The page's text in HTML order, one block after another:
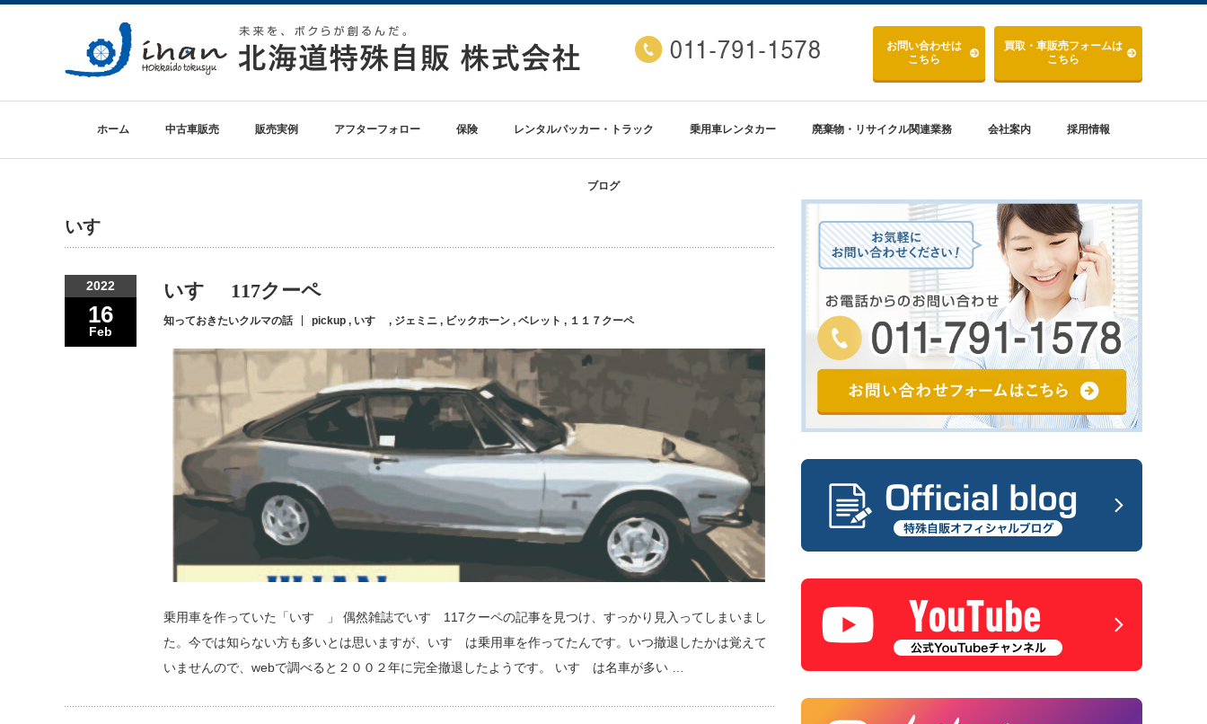
お問い合わせは
こちら
買取・車販売フォームは
こちら
ホーム 中古車販売 販売実例 アフターフォロー 保険 レンタルパッカー・トラック 乗用車レンタカー 廃棄物・リサイクル関連業務 会社案内 採用情報
ブログ
いすゞ
2022
16
Feb
いすゞ 117クーペ
知っておきたいクルマの話 pickup , いすゞ , ジェミニ , ビックホーン , ベレット , １１７クーペ
乗用車を作っていた「いすゞ」 偶然雑誌でいすゞ117クーペの記事を見つけ、すっかり見入ってしまいまし
た。今では知らない方も多いとは思いますが、いすゞは乗用車を作ってたんです。いつ撤退したかは覚えて
いませんので、webで調べると２００２年に完全撤退したようです。 いすゞは名車が多い …